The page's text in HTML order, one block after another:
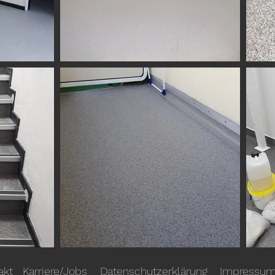
Karriere/Jobs Datenschutzerklärung